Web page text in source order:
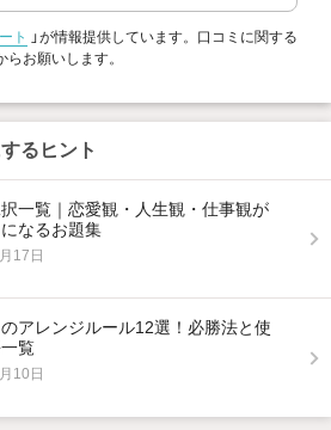
ト
」が情報提供しています。口コミに関する
らお願いします。
るヒント
一覧｜恋愛観・人生観・仕事観が
なるお題集
17日
アレンジルール12選！必勝法と使
覧
10日